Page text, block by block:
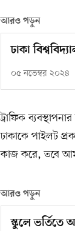
আরও পড়ুন
ঢাকা
০৫ নভেম্বর ২০২৪
ট্রাফিক
ঢাকাকে পাইলট
কাজ করে, তবে
আরও পড়ুন
স্কুলে